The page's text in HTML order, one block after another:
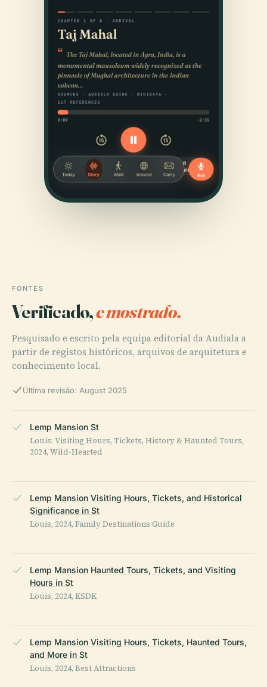
FONTES
Verificado,e mostrado.
Pesquisado e escrito pela equipa editorial da Audiala a
partir de registos históricos, arquivos de arquitetura e
conhecimento local.
Última revisão: August 2025
Lemp Mansion St
Louis: Visiting Hours, Tickets, History & Haunted Tours,
2024, Wild-Hearted
Lemp Mansion Visiting Hours, Tickets, and Historical
Significance in St
Louis, 2024, Family Destinations Guide
Lemp Mansion Haunted Tours, Tickets, and Visiting
Hours in St
Louis, 2024, KSDK
Lemp Mansion Visiting Hours, Tickets, Haunted Tours,
and More in St
Louis, 2024, Best Attractions